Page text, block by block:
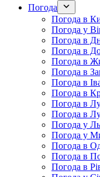
Погода
Погода в
Погода у
Погода в
Погода в
Погода в
Погода в
Погода в
Погода в
Погода в
Погода в
Погода у
Погода у
Погода в
Погода в
Погода в